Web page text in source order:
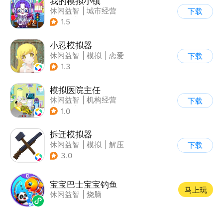
休闲益智
城市经营
| 卡通
1.5
下载
小忍模拟器
休闲益智 模拟
恋爱
| 女性向
1.3
下载
模拟医院主任
休闲益智
机构经营
| 医院
1.0
下载
拆迁模拟器
休闲益智 模拟
解压
| 写实
3.0
下载
宝宝巴士宝宝钓鱼
休闲益智 烧脑
马上玩